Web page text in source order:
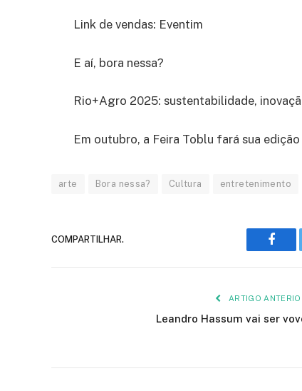
Link de vendas: Eventim
E aí, bora nessa?
Rio+Agro 2025: sustentabilidade,
Em outubro, a Feira Toblu fará sua
arte Bora nessa? Cultura entretenimento
COMPARTILHAR.
ARTIGO
Leandro Hassum vai ser